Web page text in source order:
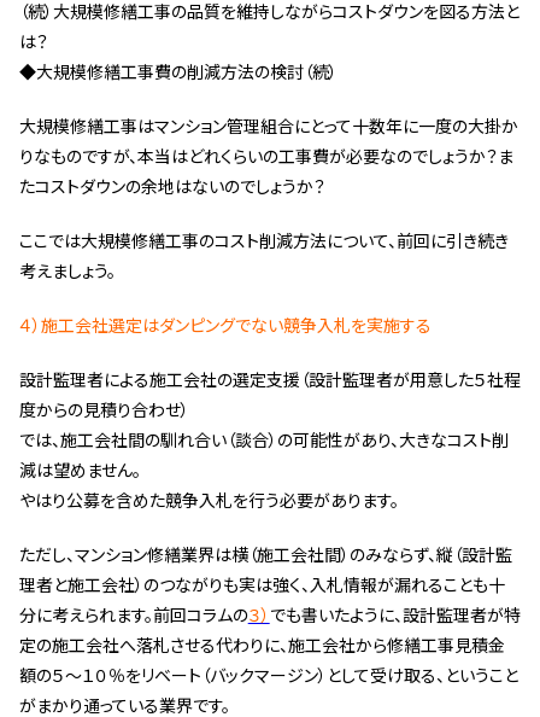
（続）大規模修繕工事の品質を維持しながらコストダウンを図る方法と
は？
◆大規模修繕工事費の削減方法の検討（続）
大規模修繕工事はマンション管理組合にとって十数年に一度の大掛か
りなものですが、本当はどれくらいの工事費が必要なのでしょうか？ま
たコストダウンの余地はないのでしょうか？
ここでは大規模修繕工事のコスト削減方法について、前回に引き続き
考えましょう。
４）施工会社選定はダンピングでない競争入札を実施する
設計監理者による施工会社の選定支援（設計監理者が用意した５社程
度からの見積り合わせ）
では、施工会社間の馴れ合い（談合）の可能性があり、大きなコスト削
減は望めません。
やはり公募を含めた競争入札を行う必要があります。
ただし、マンション修繕業界は横（施工会社間）のみならず、縦（設計監
理者と施工会社）のつながりも実は強く、入札情報が漏れることも十
分に考えられます。前回コラムの３） でも書いたように、設計監理者が特
定の施工会社へ落札させる代わりに、施工会社から修繕工事見積金
額の５～１０％をリベート（バックマージン）として受け取る、ということ
がまかり通っている業界です。
大規模修繕のご意見番 »
会社案内
代表挨拶 »
経営理念 »
スタッフ紹介 »
実績・お客様の声
よくあるご質問